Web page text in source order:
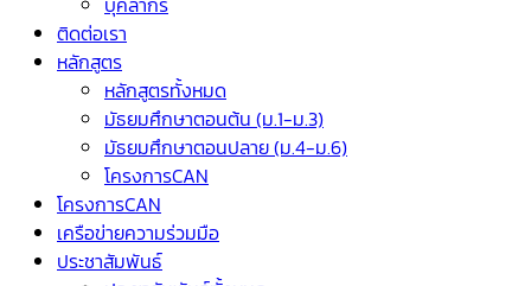
ติดต่อเรา
หลักสูตร
หลักสูตรทั้งหมด
มัธยมศึกษาตอนต้น (ม.1-ม.3)
มัธยมศึกษาตอนปลาย (ม.4-ม.6)
โครงการCAN
โครงการCAN
เครือข่ายความร่วมมือ
ประชาสัมพันธ์